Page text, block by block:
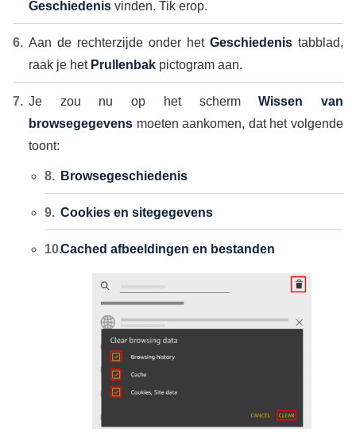
Geschiedenis vinden. Tik erop.
Aan de rechterzijde onder het Geschiedenis tabblad,
raak je het Prullenbak pictogram aan.
Je zou nu op het schermWissen van
browsegegevens moeten aankomen, dat het volgende
toont:
Browsegeschiedenis
Cookies en sitegegevens
Cached afbeeldingen en bestanden